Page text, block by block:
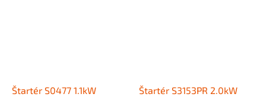
Štartér S0477 1.1kW Štartér S3153PR 2.0kW